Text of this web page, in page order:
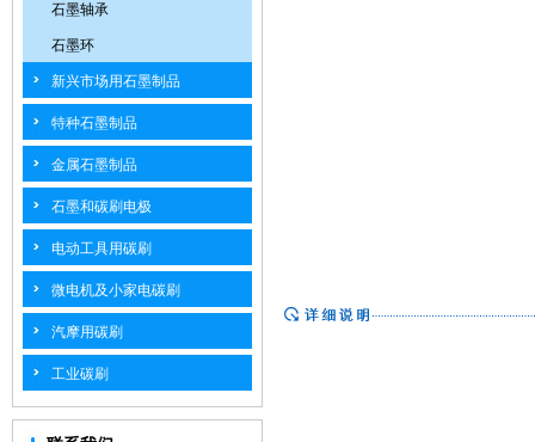
石墨轴承
石墨环
新兴市场用石墨制品
特种石墨制品
金属石墨制品
石墨和碳刷电极
电动工具用碳刷
微电机及小家电碳刷
汽摩用碳刷
工业碳刷